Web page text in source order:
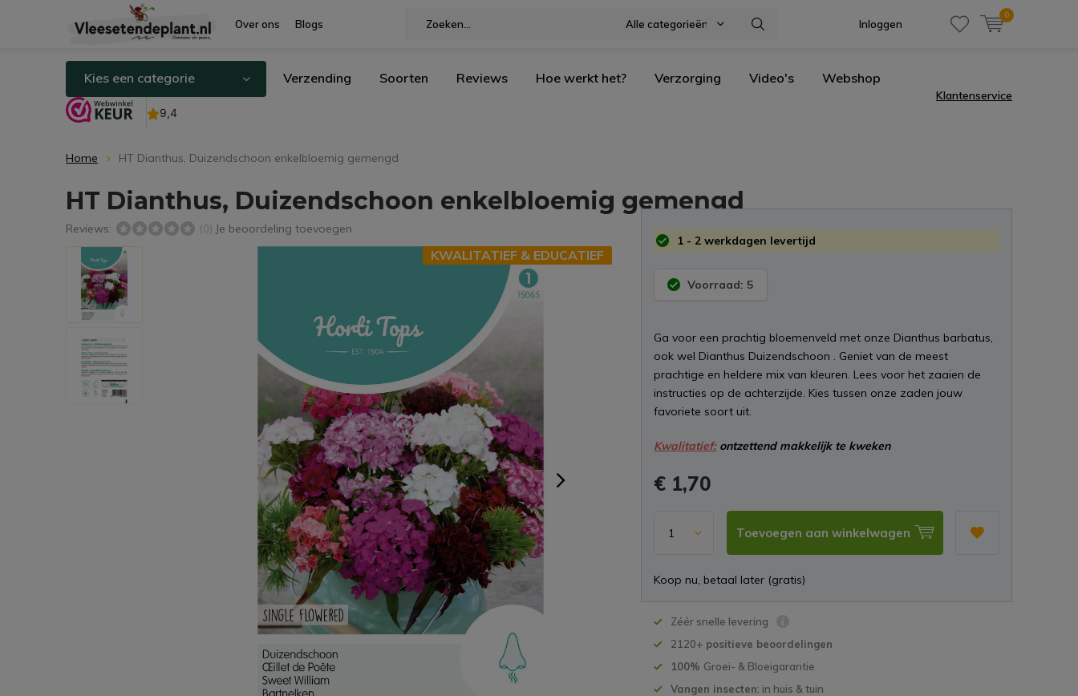
Over ons Blogs Alle categorieën Inloggen
0
Kies een categorie Verzending Soorten Reviews Hoe werkt het? Verzorging Video's Webshop
Klantenservice
Home HT Dianthus, Duizendschoon enkelbloemig gemengd
HT Dianthus, Duizendschoon enkelbloemig gemengd
Reviews: (0) Je beoordeling toevoegen
KWALITATIEF & EDUCATIEF
1 - 2 werkdagen levertijd
Voorraad: 5
Ga voor een prachtig bloemenveld met onze Dianthus barbatus,
ook wel Dianthus Duizendschoon . Geniet van de meest
prachtige en heldere mix van kleuren. Lees voor het zaaien de
instructies op de achterzijde. Kies tussen onze zaden jouw
favoriete soort uit.
Kwalitatief:ontzettend makkelijk te kweken
€ 1,70
Toevoegen aan winkelwagen
Koop nu, betaal later (gratis)
Zéér snelle levering
2120+ positieve beoordelingen
100% Groei- & Bloeigarantie
Vangen insecten: in huis & tuin